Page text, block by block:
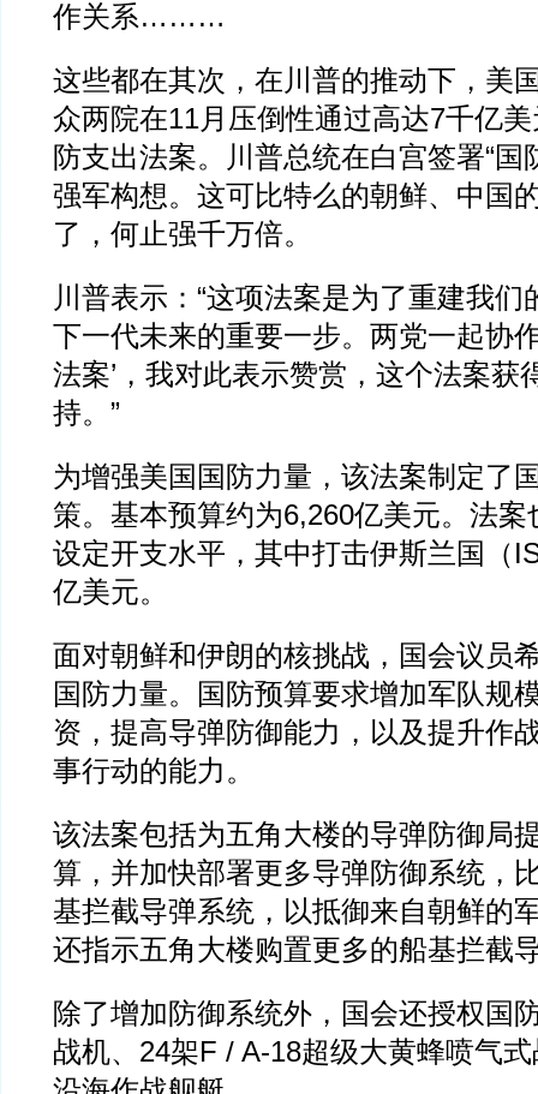
作关系………
这些都在其次，在川普的推动下，美
众两院在11月压倒性通过高达7千亿
防支出法案。川普总统在白宫签署“国
强军构想。这可比特么的朝鲜、中国
了，何止强千万倍。
川普表示：“这项法案是为了重建我们
下一代未来的重要一步。两党一起协
法案’，我对此表示赞赏，这个法案获
持。”
为增强美国国防力量，该法案制定了
策。基本预算约为6,260亿美元。法
设定开支水平，其中打击伊斯兰国（
亿美元。
面对朝鲜和伊朗的核挑战，国会议员
国防力量。国防预算要求增加军队规
资，提高导弹防御能力，以及提升作
事行动的能力。
该法案包括为五角大楼的导弹防御局
算，并加快部署更多导弹防御系统，
基拦截导弹系统，以抵御来自朝鲜的
还指示五角大楼购置更多的船基拦截
除了增加防御系统外，国会还授权国
战机、24架F / A-18超级大黄蜂喷气